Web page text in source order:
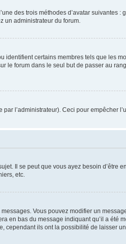
des trois méthodes d’avatar suivantes
un administrateur du forum.
certains membres tels que les
le forum dans le seul but de passer au
l’administrateur). Ceci pour empêcher
Il se peut que vous ayez besoin
etc.
Vous pouvez modifier un
en bas du message indiquant qu’il a été
ils ont la possibilité de laisser